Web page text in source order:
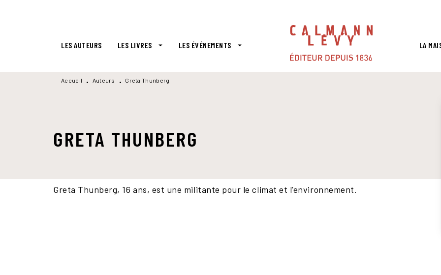
LES AUTEURS LES LIVRES arrow_drop_down LES ÉVÉNEMENTS arrow_drop_down LA
Accueil • Auteurs • Greta Thunberg
GRETA THUNBERG
Greta Thunberg, 16 ans, est une militante pour le climat et l’environnement.